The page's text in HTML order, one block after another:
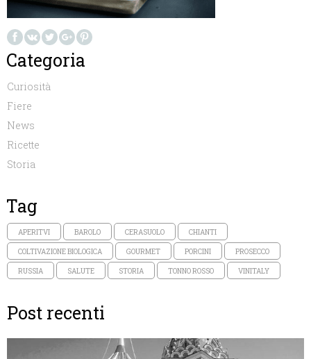
Categoria
Curiosità
Fiere
News
Ricette
Storia
Tag
APERITVI BAROLO CERASUOLO CHIANTI
COLTIVAZIONE BIOLOGICA GOURMET PORCINI PROSECCO
RUSSIA SALUTE STORIA TONNO ROSSO VINITALY
Post recenti